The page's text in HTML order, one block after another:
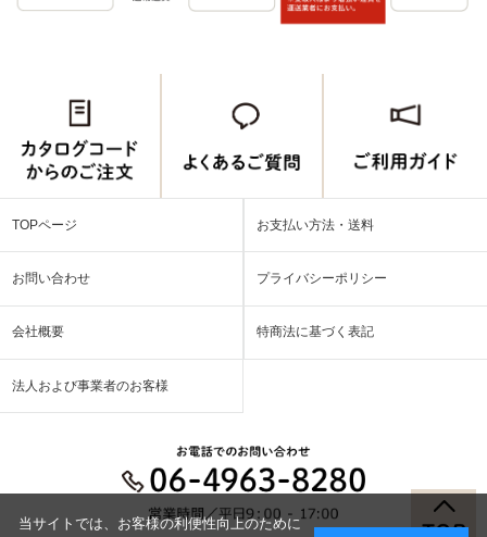
TOPページ お支払い方法・送料
お問い合わせ プライバシーポリシー
会社概要 特商法に基づく表記
法人および事業者のお客様
当サイトでは、お客様の利便性向上のために